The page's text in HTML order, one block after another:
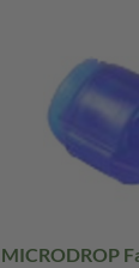
MICRODROP